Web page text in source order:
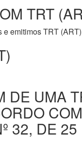
TRT
emitimos TRT
DE UMA
32, DE 25